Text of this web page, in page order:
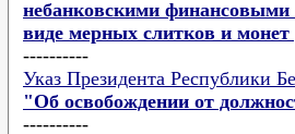
небанковскими финансовыми
виде мерных слитков и
----------
Указ Президента Республики
"Об освобождении от
----------